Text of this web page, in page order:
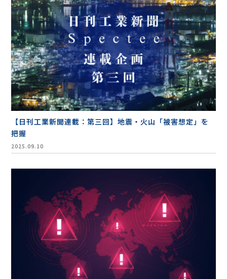
【日刊工業新聞連載：第三回】地震・火山「被害想定」を
把握
2025.09.10